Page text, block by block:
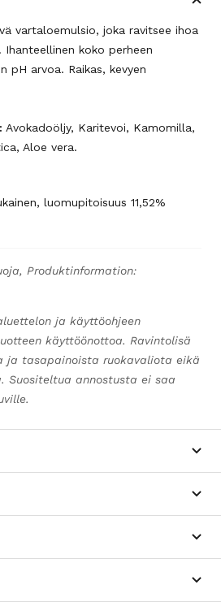
vartaloemulsio, joka ravitsee ihoa
Ihanteellinen koko perheen
pH arvoa. Raikas, kevyen
Avokadoöljy, Karitevoi, Kamomilla,
Aloe vera.
luomupitoisuus 11,52%
Produktinformation:
ja käyttöohjeen
käyttöönottoa. Ravintolisä
ja tasapainoista ruokavaliota eikä
Suositeltua annostusta ei saa